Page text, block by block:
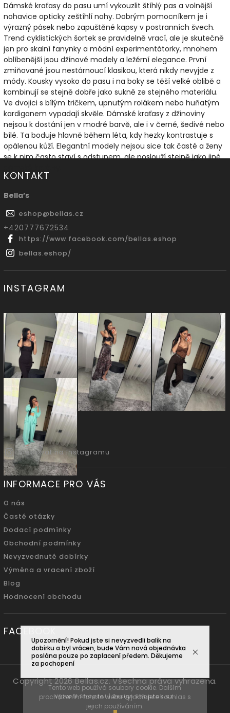
Tento web používá soubory cookie. Dalším
procházením tohoto webu vyjadřujete souhlas s
jejich používáním.
Upozornění! Pokud jste si nevyzvedli balík na
dobírku a byl vrácen, bude Vám nová objednávka
poslána pouze po zaplacení předem. Děkujeme
za pochopení
Dámské kraťasy do pasu umí vykouzlit štíhlý pas a volnější
nohavice opticky zeštíhlí nohy. Dobrým pomocníkem je i
výrazný pásek nebo zapuštěné kapsy v postranních švech.
Trend cyklistických šortek se pravidelně vrací, ale je skutečně
jen pro skalní fanynky a módní experimentátorky, mnohem
oblíbenější jsou džínové modely a ležérní elegance. První
zmiňované jsou nestárnoucí klasikou, která nikdy nevyjde z
módy. Kousky vysoko do pasu i na boky se těší velké oblibě a
kombinují se stejně dobře jako sukně ze stejného materiálu.
Ve dvojici s bílým tričkem, upnutým rolákem nebo huňatým
kardiganem vypadají skvěle. Dámské kraťasy z džínoviny
nejsou k dostání jen v modré barvě, ale i v černé, šedivé nebo
bílé. Ta boduje hlavně během léta, kdy hezky kontrastuje s
opálenou kůží. Elegantní modely nejsou sice tak časté a ženy
se k nim často staví s odstupem, ale poslouží stejně jako jiné
KONTAKT
Bella’s
eshop@bellas.cz
‭+420777672534
https://www.facebook.com/bellas.eshop
bellas.eshop/
INSTAGRAM
Sledovat na Instagramu
INFORMACE PRO VÁS
O nás
Časté otázky
Dodací podmínky
Obchodní podmínky
Nevyzvednuté dobírky
Výměna a vracení zboží
Blog
Hodnocení obchodu
FACEBOOK
Copyright 2026Bellas.cz. Všechna práva vyhrazena.
VytvořilShoptet| DesignShoptak.cz.